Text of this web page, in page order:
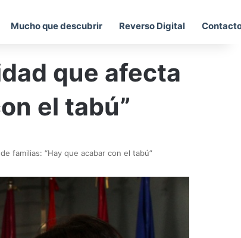
Mucho que descubrir Reverso Digital
que afecta
el tabú”
familias: “Hay que acabar con el tabú”